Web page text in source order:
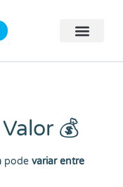
💰
pode variar entre